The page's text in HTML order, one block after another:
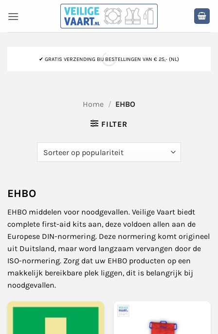
naar
inhoud
✔ GRATIS VERZENDING BIJ BESTELLINGEN VAN € 25,- (NL)
Home / EHBO
FILTER
EHBO
EHBO middelen voor noodgevallen. Veilige Vaart biedt
complete first-aid kits aan, deze voldoen allen aan de
Europese DIN-normering. Deze normering komt origineel
uit Duitsland, maar word langzaam vervangen door de
ISO-normering. Zorg dat uw EHBO producten op een
makkelijk bereikbare plek liggen, dit is belangrijk bij
noodgevallen.